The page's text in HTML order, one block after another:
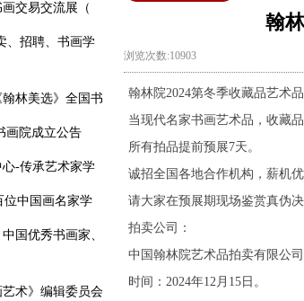
交易交流展（
、招聘、书画学
林美选》全国书
画院成立公告
-传承艺术家学
位中国画名家学
国优秀书画家、
术》编辑委员会
翰
浏览次数:10903
翰林院2024第冬季收藏品艺术
当现代名家书画艺术品，收藏
所有拍品提前预展7天。
诚招全国各地合作机构，薪机优
请大家在预展期现场鉴赏真伪
拍卖公司：
中国翰林院艺术品拍卖有限公司
时间： 2024年12月15日。